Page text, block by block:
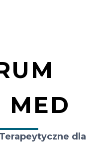
MED
dla